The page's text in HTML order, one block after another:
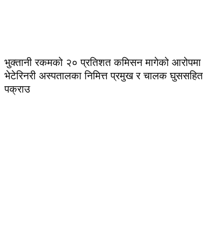
भुक्तानी रकमको २० प्रतिशत कमिसन मागेको आरोपमा
भेटेरिनरी अस्पतालका निमित्त प्रमुख र चालक घुससहित
पक्राउ